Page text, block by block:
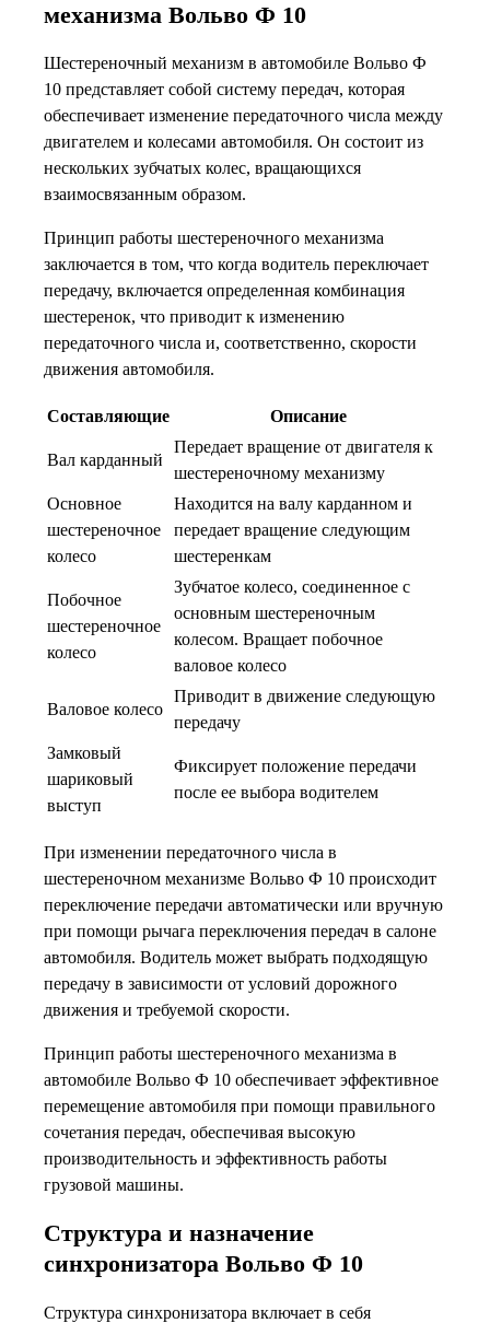
механизма Вольво Ф 10
Шестереночный механизм в автомобиле Вольво Ф
10 представляет собой систему передач, которая
обеспечивает изменение передаточного числа между
двигателем и колесами автомобиля. Он состоит из
нескольких зубчатых колес, вращающихся
взаимосвязанным образом.
Принцип работы шестереночного механизма
заключается в том, что когда водитель переключает
передачу, включается определенная комбинация
шестеренок, что приводит к изменению
передаточного числа и, соответственно, скорости
движения автомобиля.
Составляющие Описание
Вал карданный
Передает вращение от двигателя к
шестереночному механизму
Основное
шестереночное
колесо
Находится на валу карданном и
передает вращение следующим
шестеренкам
Побочное
шестереночное
колесо
Зубчатое колесо, соединенное с
основным шестереночным
колесом. Вращает побочное
валовое колесо
Валовое колесо
Приводит в движение следующую
передачу
Замковый
шариковый
выступ
Фиксирует положение передачи
после ее выбора водителем
При изменении передаточного числа в
шестереночном механизме Вольво Ф 10 происходит
переключение передачи автоматически или вручную
при помощи рычага переключения передач в салоне
автомобиля. Водитель может выбрать подходящую
передачу в зависимости от условий дорожного
движения и требуемой скорости.
Принцип работы шестереночного механизма в
автомобиле Вольво Ф 10 обеспечивает эффективное
перемещение автомобиля при помощи правильного
сочетания передач, обеспечивая высокую
производительность и эффективность работы
грузовой машины.
Структура и назначение
синхронизатора Вольво Ф 10
Структура синхронизатора включает в себя